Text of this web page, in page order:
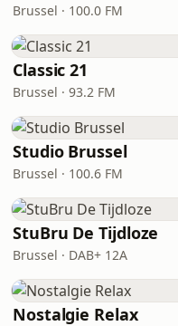
Brussel · 100.0 FM
Classic 21
Brussel · 93.2 FM
Studio Brussel
Brussel · 100.6 FM
StuBru De Tijdloze
Brussel · DAB+ 12A
Nostalgie Relax